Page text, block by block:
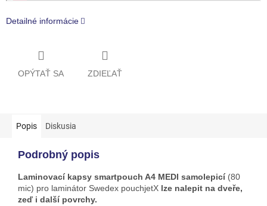
Detailné informácie
OPÝTAŤ SA ZDIEĽAŤ
Popis Diskusia
Podrobný popis
Laminovací kapsy smartpouch A4 MEDI samolepicí(80
mic) pro laminátor Swedex pouchjetX lze nalepit na dveře,
zeď i další povrchy.